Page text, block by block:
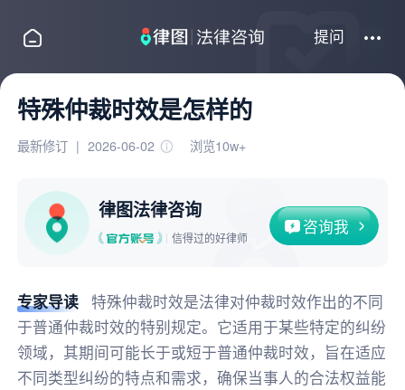
提问
特殊仲裁时效是怎样的
最新修订 | 2026-06-02 浏览10w+
律图法律咨询
信得过的好律师
咨询我
专家导读
特殊仲裁时效是法律对仲裁时效作出的不同
于普通仲裁时效的特别规定。它适用于某些特定的纠纷
领域，其期间可能长于或短于普通仲裁时效，旨在适应
不同类型纠纷的特点和需求，确保当事人的合法权益能